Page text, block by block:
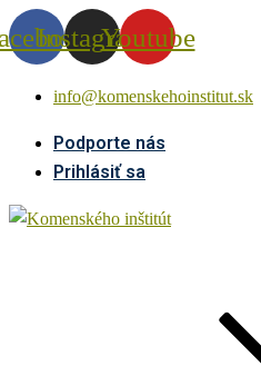
InstagramYoutube
info@komenskehoinstitut.sk
Podporte nás
Prihlásiť sa